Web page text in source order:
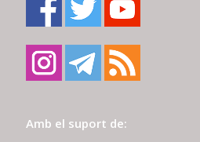
Amb el suport de: